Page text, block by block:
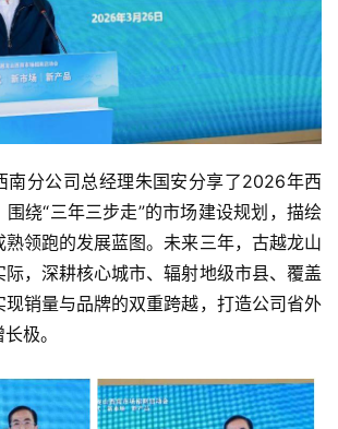
南分公司总经理朱国安分享了2026年西
绕“三年三步走”的市场建设规划，描绘
领跑的发展蓝图。未来三年，古越龙山
，深耕核心城市、辐射地级市县、覆盖
现销量与品牌的双重跨越，打造公司省外
极。